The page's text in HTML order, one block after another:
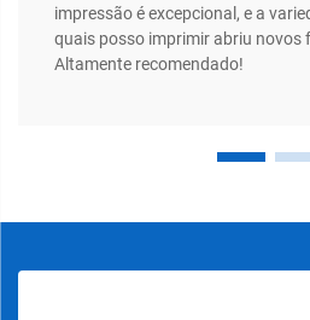
impressão é excepcional, e a
quais posso imprimir abriu novos
Altamente recomendado!